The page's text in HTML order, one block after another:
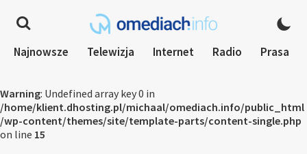
Najnowsze Telewizja Internet Radio Prasa
Warning: Undefined array key 0 in
/home/klient.dhosting.pl/michaal/omediach.info/public_html
/wp-content/themes/site/template-parts/content-single.php
on line 15